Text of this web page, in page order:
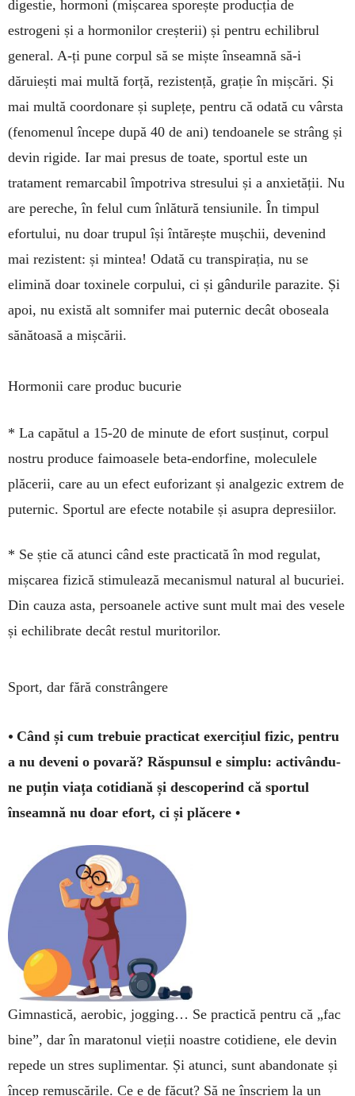
digestie, hormoni (mișcarea sporește producția de
estrogeni și a hormonilor creș­terii) și pentru echilibrul
general. A-ți pune corpul să se miște înseamnă să-i
dăruiești mai multă forță, re­zistență, grație în mișcări. Și
mai multă coordonare și suplețe, pentru că odată cu vârsta
(fenomenul începe după 40 de ani) tendoanele se strâng și
devin rigide. Iar mai presus de toate, sportul este un
tratament remarcabil împotriva stresului și a anxietății. Nu
are pereche, în felul cum înlătură tensiunile. În timpul
efortului, nu doar trupul își întărește mușchii, deve­nind
mai rezistent: și mintea! Odată cu transpirația, nu se
elimină doar toxinele corpului, ci și gândurile pa­razite. Și
apoi, nu există alt somnifer mai puternic de­cât oboseala
sănătoasă a mișcării.
Hormonii care produc bucurie
* La capătul a 15-20 de minute de efort susținut, cor­pul
nostru produce faimoasele beta-endorfine, mo­leculele
plăcerii, care au un efect euforizant și anal­gezic extrem de
puternic. Sportul are efecte notabile și asupra depresiilor.
* Se știe că atunci când este practicată în mod re­gulat,
mișcarea fizică stimulează mecanismul natural al bucuriei.
Din cauza asta, persoanele active sunt mult mai des vesele
și echilibrate decât restul muritorilor.
Sport, dar fără constrângere
• Când și cum trebuie practicat exercițiul fizic, pentru
a nu deveni o povară? Răspunsul e simplu: activându-
ne puțin viața cotidiană și descoperind că sportul
înseamnă nu doar efort, ci și plăcere •
Gimnastică, aerobic, jogging… Se practică pentru că „fac
bine”, dar în mara­to­nul vieții noastre cotidie­ne, ele devin
repede un stres su­plimentar. Și atunci, sunt abandonate și
încep remuș­cările. Ce e de făcut? Să ne în­scriem la un